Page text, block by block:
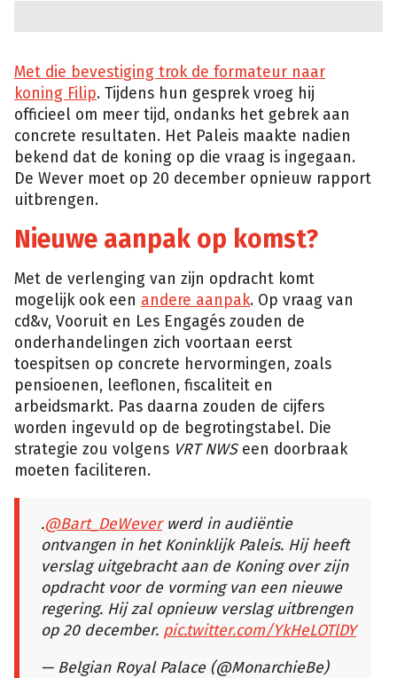
Met die bevestiging trok de formateur naar
koning Filip. Tijdens hun gesprek vroeg hij
officieel om meer tijd, ondanks het gebrek aan
concrete resultaten. Het Paleis maakte nadien
bekend dat de koning op die vraag is ingegaan.
De Wever moet op 20 december opnieuw rapport
uitbrengen.
Nieuwe aanpak op komst?
Met de verlenging van zijn opdracht komt
mogelijk ook een andere aanpak. Op vraag van
cd&v, Vooruit en Les Engagés zouden de
onderhandelingen zich voortaan eerst
toespitsen op concrete hervormingen, zoals
pensioenen, leeflonen, fiscaliteit en
arbeidsmarkt. Pas daarna zouden de cijfers
worden ingevuld op de begrotingstabel. Die
strategie zou volgens VRT NWSeen doorbraak
moeten faciliteren.
.@Bart_DeWeverwerd in audiëntie
ontvangen in het Koninklijk Paleis. Hij heeft
verslag uitgebracht aan de Koning over zijn
opdracht voor de vorming van een nieuwe
regering. Hij zal opnieuw verslag uitbrengen
op 20 december. pic.twitter.com/YkHeLOTlDY
— Belgian Royal Palace (@MonarchieBe)